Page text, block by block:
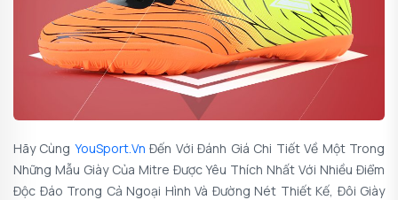
Hãy Cùng YouSport.vn Đến Với Đánh Giá Chi Tiết Về Một Trong
Những Mẫu Giày Của Mitre Được Yêu Thích Nhất Với Nhiều Điểm
Độc Đáo Trong Cả Ngoại Hình Và Đường Nét Thiết Kế, Đôi Giày